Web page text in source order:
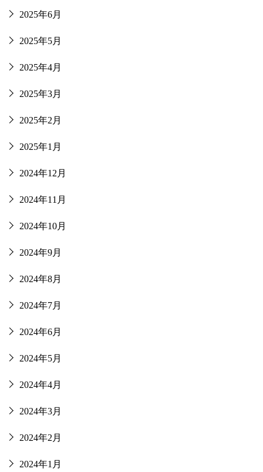
2025年6月
2025年5月
2025年4月
2025年3月
2025年2月
2025年1月
2024年12月
2024年11月
2024年10月
2024年9月
2024年8月
2024年7月
2024年6月
2024年5月
2024年4月
2024年3月
2024年2月
2024年1月